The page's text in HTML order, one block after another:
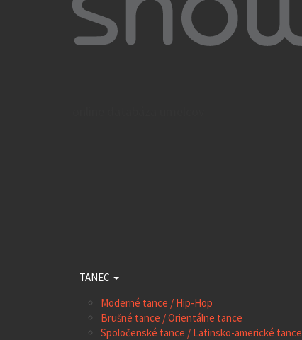
TANEC
Moderné tance / Hip-Hop
Brušné tance / Orientálne tance
Spoločenské tance / Latinsko-americké tance